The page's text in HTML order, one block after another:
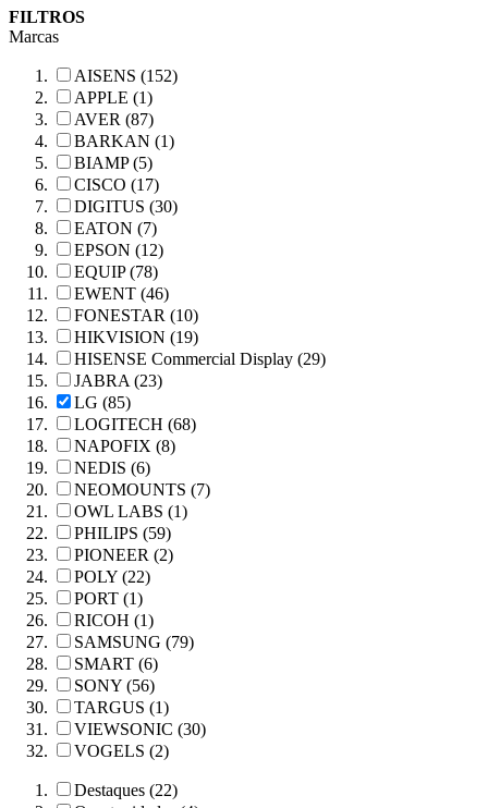
FILTROS
Marcas
AISENS (152)
APPLE (1)
AVER (87)
BARKAN (1)
BIAMP (5)
CISCO (17)
DIGITUS (30)
EATON (7)
EPSON (12)
EQUIP (78)
EWENT (46)
FONESTAR (10)
HIKVISION (19)
HISENSE Commercial Display (29)
JABRA (23)
LG (85)
LOGITECH (68)
NAPOFIX (8)
NEDIS (6)
NEOMOUNTS (7)
OWL LABS (1)
PHILIPS (59)
PIONEER (2)
POLY (22)
PORT (1)
RICOH (1)
SAMSUNG (79)
SMART (6)
SONY (56)
TARGUS (1)
VIEWSONIC (30)
VOGELS (2)
Destaques (22)